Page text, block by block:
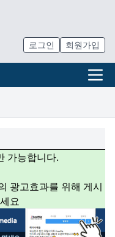
로그인 회원가입
가능합니다.
광고효과를 위해 게시
요